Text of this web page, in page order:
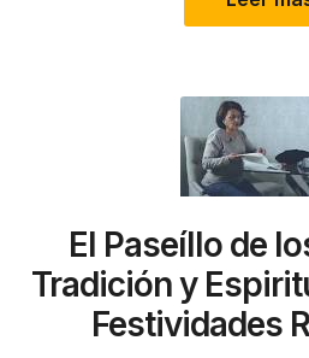
El Paseíllo de
Tradición y
Festividades